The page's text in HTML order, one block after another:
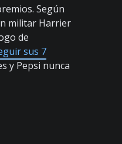
Según
militar Harrier
de
sus 7
y Pepsi nunca